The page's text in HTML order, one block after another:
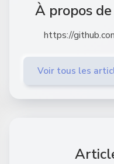
À propos
https://
Voir tous les